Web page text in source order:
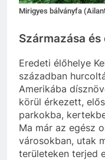
Mirigyes bálványfa
Származása
Eredeti élőhelye
században
Amerikába
körül érkezett,
parkokba,
Ma már az egész
városokban, utak
területeken terjed